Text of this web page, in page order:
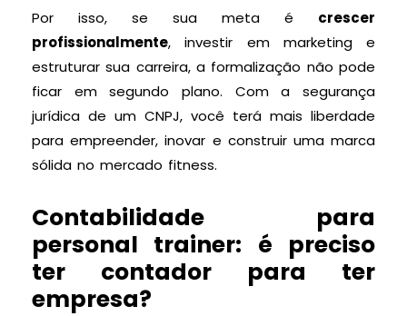
Por isso, se sua meta é crescer
profissionalmente, investir em marketing e
estruturar sua carreira, a formalização não pode
ficar em segundo plano. Com a segurança
jurídica de um CNPJ, você terá mais liberdade
para empreender, inovar e construir uma marca
sólida no mercado fitness.
Contabilidade para
personal trainer: é preciso
ter contador para ter
empresa?